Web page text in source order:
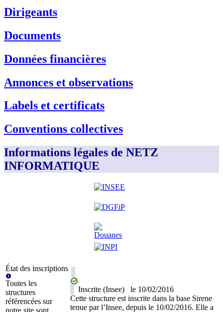
Dirigeants
Documents
Données financières
Annonces et observations
Labels et certificats
Conventions collectives
Informations légales de NETZ
INFORMATIQUE
État des inscriptions
Toutes les
structures
référencées sur
Inscrite (Insee) le 10/02/2016
Cette structure est inscrite dans la base Sirene
tenue par l’Insee, depuis le 10/02/2016. Elle a